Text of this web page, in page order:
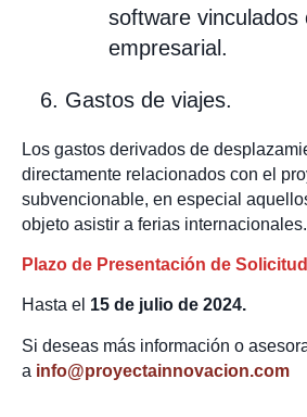
software vinculados
empresarial.
Gastos de viajes.
Los gastos derivados de
directamente relacionados con el
subvencionable, en especial
objeto asistir a ferias internacionales.
Plazo de Presentación de
Hasta el 15 de julio de 2024.
Si deseas más información o
a info@proyectainnovacion.com